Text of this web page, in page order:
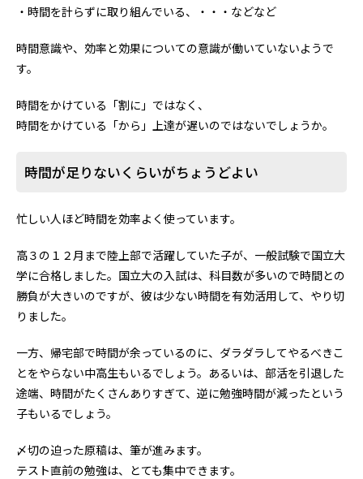
・時間を計らずに取り組んでいる、・・・などなど
時間意識や、効率と効果についての意識が働いていないようで
す。
時間をかけている「割に」ではなく、
時間をかけている「から」上達が遅いのではないでしょうか。
時間が足りないくらいがちょうどよい
忙しい人ほど時間を効率よく使っています。
高３の１２月まで陸上部で活躍していた子が、一般試験で国立大
学に合格しました。国立大の入試は、科目数が多いので時間との
勝負が大きいのですが、彼は少ない時間を有効活用して、やり切
りました。
一方、帰宅部で時間が余っているのに、ダラダラしてやるべきこ
とをやらない中高生もいるでしょう。あるいは、部活を引退した
途端、時間がたくさんありすぎて、逆に勉強時間が減ったという
子もいるでしょう。
〆切の迫った原稿は、筆が進みます。
テスト直前の勉強は、とても集中できます。